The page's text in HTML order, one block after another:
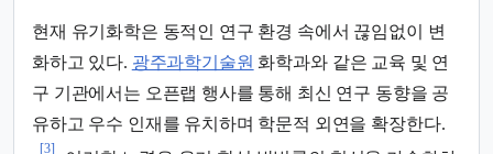
현재 유기화학은 동적인 연구 환경 속에서 끊임없이 변
화하고 있다. 광주과학기술원 화학과와 같은 교육 및 연
구 기관에서는 오픈랩 행사를 통해 최신 연구 동향을 공
유하고 우수 인재를 유치하며 학문적 외연을 확장한다.
[3]